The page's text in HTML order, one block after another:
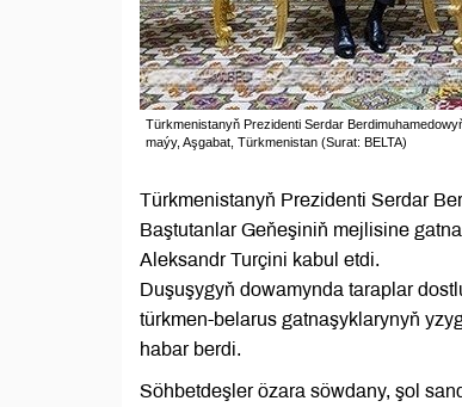
Türkmenistanyň Prezidenti Serdar
maýy, Aşgabat, Türkmenistan (Surat: BELTA)
Türkmenistanyň Prezidenti Serdar
Baştutanlar Geňeşiniň mejlisine
Aleksandr Turçini kabul etdi.
Duşuşygyň dowamynda taraplar
türkmen-belarus gatnaşyklarynyň
habar berdi.
Söhbetdeşler özara söwdany, şol